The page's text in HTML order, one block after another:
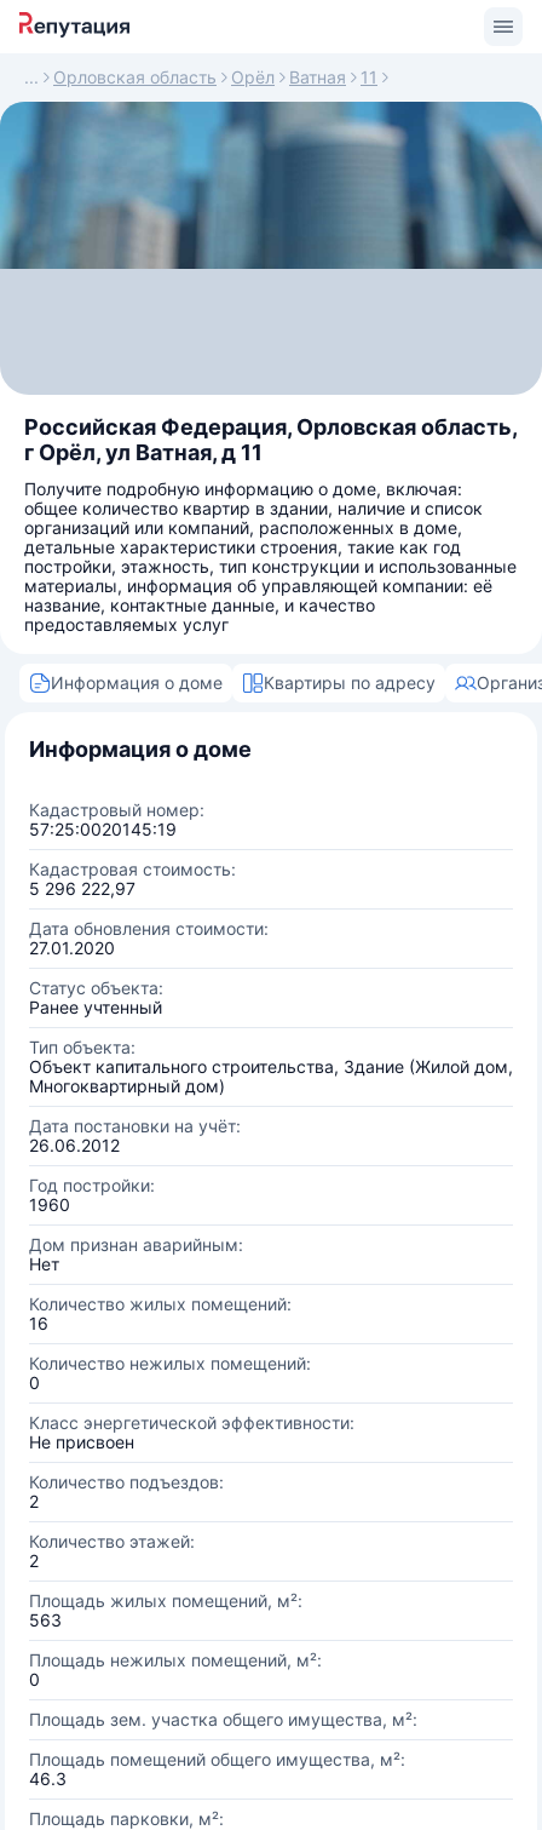
Орловская область Орёл Ватная 11
Российская Федерация, Орловская область,
г Орёл, ул Ватная, д 11
Получите подробную информацию о доме, включая:
общее количество квартир в здании, наличие и список
организаций или компаний, расположенных в доме,
детальные характеристики строения, такие как год
постройки, этажность, тип конструкции и использованные
материалы, информация об управляющей компании: её
название, контактные данные, и качество
предоставляемых услуг
Информация о доме Квартиры по адресу
Информация о доме
Кадастровый номер:
57:25:0020145:19
Кадастровая стоимость:
5 296 222,97
Дата обновления стоимости:
27.01.2020
Статус объекта:
Ранее учтенный
Тип объекта:
Объект капитального строительства, Здание (Жилой дом,
Многоквартирный дом)
Дата постановки на учёт:
26.06.2012
Год постройки:
1960
Дом признан аварийным:
Нет
Количество жилых помещений:
16
Количество нежилых помещений:
0
Класс энергетической эффективности:
Не присвоен
Количество подъездов:
2
Количество этажей:
2
Площадь жилых помещений, м²:
563
Площадь нежилых помещений, м²:
0
Площадь зем. участка общего имущества, м²:
Площадь помещений общего имущества, м²:
46.3
Площадь парковки, м²: